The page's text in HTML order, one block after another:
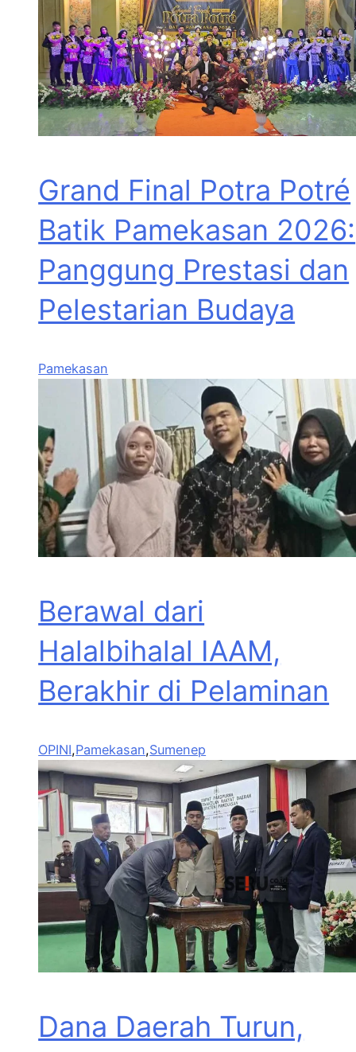
Grand Final Potra Potré
Batik Pamekasan 2026:
Panggung Prestasi dan
Pelestarian Budaya
Pamekasan
Berawal dari
Halalbihalal IAAM,
Berakhir di Pelaminan
OPINI,Pamekasan,Sumenep
Dana Daerah Turun,